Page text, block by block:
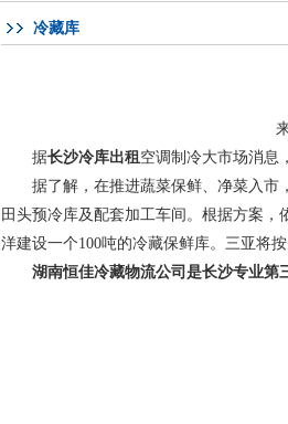
冷藏库
据长沙冷库出租 空调制冷大市场消息
据了解，在推进蔬菜保鲜、净菜入市，
田头预冷库及配套加工车间。根据方案
洋建设一个100吨的冷藏保鲜库。三亚将
湖南恒佳冷藏物流公司 是长沙专业第